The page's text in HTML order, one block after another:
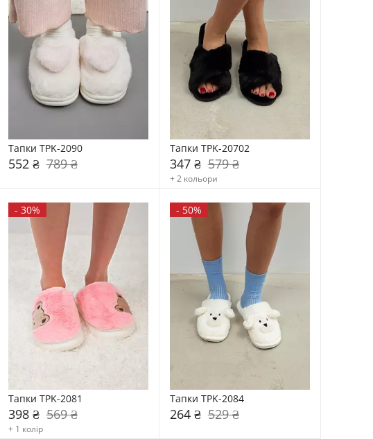
Тапки TPK-2090
552 ₴ 789 ₴
Тапки TPK-20702
347 ₴ 579 ₴
+ 2 кольори
- 30%
Тапки TPK-2081
398 ₴ 569 ₴
+ 1 колір
- 50%
Тапки TPK-2084
264 ₴ 529 ₴